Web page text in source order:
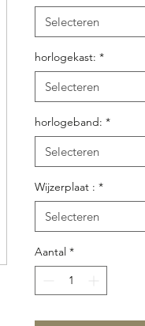
Selecteren
horlogekast: *
Selecteren
horlogeband: *
Selecteren
Wijzerplaat : *
Selecteren
Aantal *